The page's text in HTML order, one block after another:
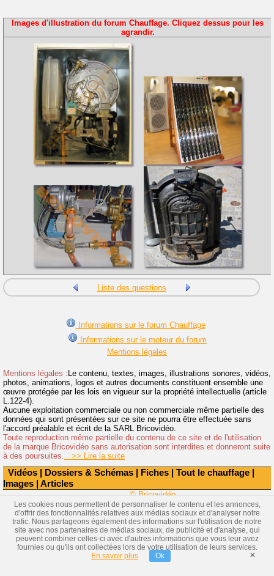
Vidéos | Dossiers & Schémas | Fiches | Tout le chauffage |
Images | Articles
Images d'illustration du forum Chauffage. Cliquez dessus pour les
agrandir.
Liste des questions
Informations sur le forum Chauffage
Informations sur le moteur du forum
Mentions légales
Mentions légales : Le contenu, textes, images, illustrations sonores, vidéos,
photos, animations, logos et autres documents constituent ensemble une
œuvre protégée par les lois en vigueur sur la propriété intellectuelle (article
L.122-4).
Aucune exploitation commerciale ou non commerciale même partielle des
données qui sont présentées sur ce site ne pourra être effectuée sans
l'accord préalable et écrit de la SARL Bricovidéo.
Toute reproduction même partielle du contenu de ce site et de l'utilisation
de la marque Bricovidéo sans autorisation sont interdites et donneront suite
à des poursuites.
>> Lire la suite
© Bricovidéo
Les cookies nous permettent de personnaliser le contenu et les annonces,
d'offrir des fonctionnalités relatives aux médias sociaux et d'analyser notre
trafic. Nous partageons également des informations sur l'utilisation de notre
site avec nos partenaires de médias sociaux, de publicité et d'analyse, qui
peuvent combiner celles-ci avec d'autres informations que vous leur avez
fournies ou qu'ils ont collectées lors de votre utilisation de leurs services.
En savoir plus
Ok ×